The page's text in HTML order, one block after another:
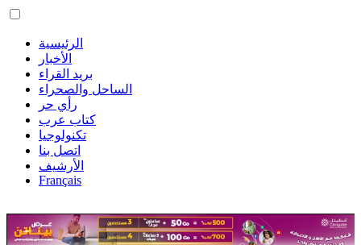
الرئيسية
الأخبار
بريد القراء
الساحل والصحراء
رأي حر
كتاب عرب
تكنولوجيا
اتصل بنا
الأرشيف
Français